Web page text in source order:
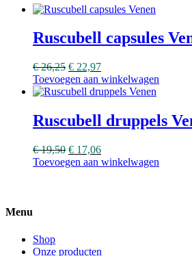
Ruscubell capsules
€26,25 € 22,97
Toevoegen aan winkelwagen
Ruscubell druppels
€19,50 € 17,06
Toevoegen aan winkelwagen
Menu
Shop
Onze producten